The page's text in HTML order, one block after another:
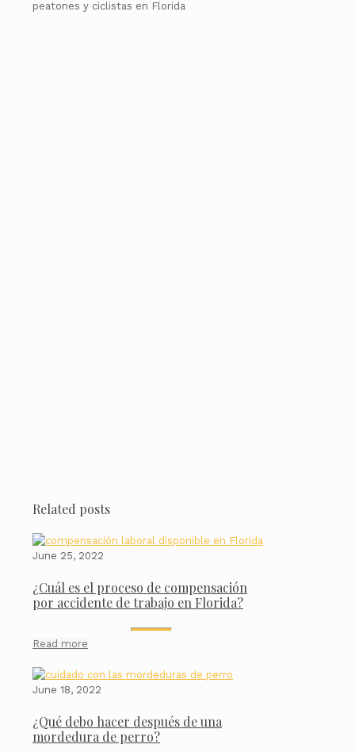
Related posts
June 25, 2022
¿Cuál es el proceso de compensación
por accidente de trabajo en Florida?
Read more
June 18, 2022
¿Qué debo hacer después de una
mordedura de perro?